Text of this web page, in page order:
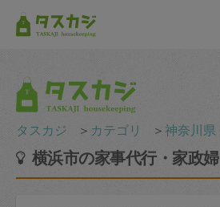
タスカジ ＞ カテゴリ ＞神奈川県
横浜市の家事代行・家政婦